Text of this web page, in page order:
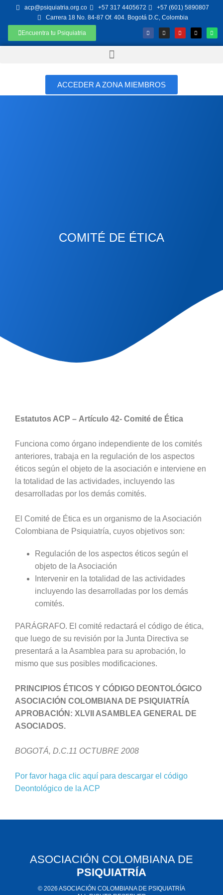
acp@psiquiatria.org.co +57 317 4405672
+57 (601) 5890807
Carrera 18 No. 84-87 Of. 404. Bogotá D.C, Colombia
Encuentra tu Psiquiatria
ACCEDER A ZONA MIEMBROS
COMITÉ DE ÉTICA
Estatutos ACP – Artículo 42- Comité de Ética
Funciona como órgano independiente de los comités
anteriores, trabaja en la regulación de los aspectos
éticos según el objeto de la asociación e interviene en
la totalidad de las actividades, incluyendo las
desarrolladas por los demás comités.
El Comité de Ética es un organismo de la Asociación
Colombiana de Psiquiatría, cuyos objetivos son:
Regulación de los aspectos éticos según el
objeto de la Asociación
Intervenir en la totalidad de las actividades
incluyendo las desarrolladas por los demás
comités.
PARÁGRAFO. El comité redactará el código de ética,
que luego de su revisión por la Junta Directiva se
presentará a la Asamblea para su aprobación, lo
mismo que sus posibles modificaciones.
PRINCIPIOS ÉTICOS Y CÓDIGO DEONTOLÓGICO
ASOCIACIÓN COLOMBIANA DE PSIQUIATRÍA
APROBACIÓN: XLVII ASAMBLEA GENERAL DE
ASOCIADOS.
BOGOTÁ, D.C.11 OCTUBRE 2008
Por favor haga clic aquí para descargar el código
Deontológico de la ACP
ASOCIACIÓN COLOMBIANA DE
PSIQUIATRÍA
© 2026 ASOCIACIÓN COLOMBIANA DE PSIQUIATRÍA